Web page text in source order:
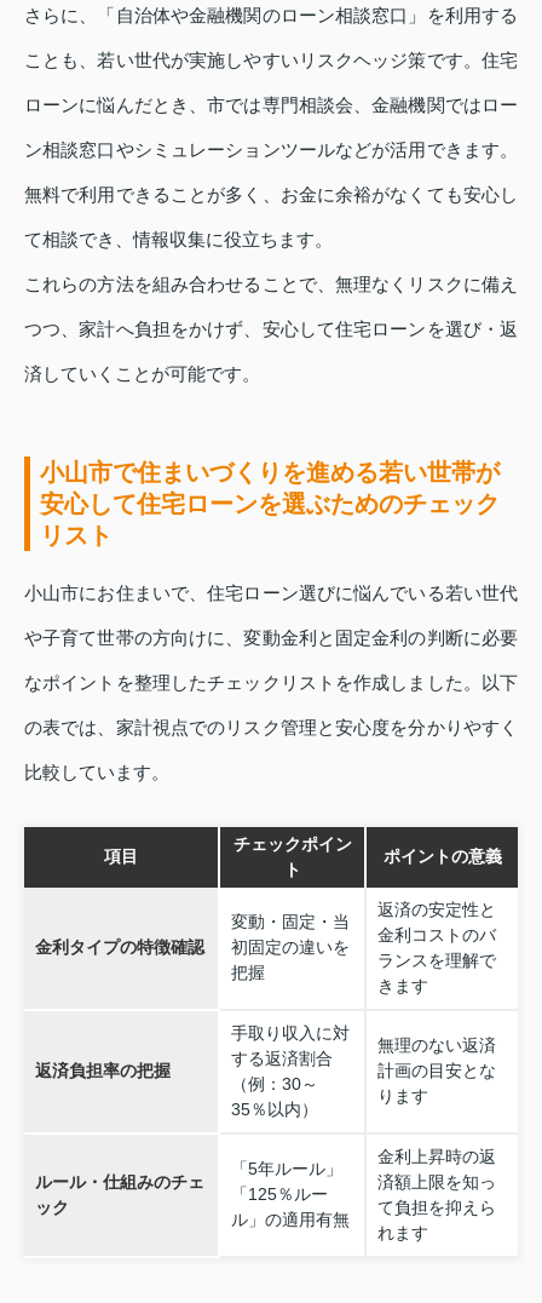
さらに、「自治体や金融機関のローン相談窓口」を利用する
ことも、若い世代が実施しやすいリスクヘッジ策です。住宅
ローンに悩んだとき、市では専門相談会、金融機関ではロー
ン相談窓口やシミュレーションツールなどが活用できます。
無料で利用できることが多く、お金に余裕がなくても安心し
て相談でき、情報収集に役立ちます。
これらの方法を組み合わせることで、無理なくリスクに備え
つつ、家計へ負担をかけず、安心して住宅ローンを選び・返
済していくことが可能です。
小山市で住まいづくりを進める若い世帯が
安心して住宅ローンを選ぶためのチェック
リスト
小山市にお住まいで、住宅ローン選びに悩んでいる若い世代
や子育て世帯の方向けに、変動金利と固定金利の判断に必要
なポイントを整理したチェックリストを作成しました。以下
の表では、家計視点でのリスク管理と安心度を分かりやすく
比較しています。
項目
チェックポイン
ト
ポイントの意義
金利タイプの特徴確認
変動・固定・当
初固定の違いを
把握
返済の安定性と
金利コストのバ
ランスを理解で
きます
返済負担率の把握
手取り収入に対
する返済割合
（例：30～
35％以内）
無理のない返済
計画の目安とな
ります
ルール・仕組みのチェ
ック
「5年ルール」
「125％ルー
ル」の適用有無
金利上昇時の返
済額上限を知っ
て負担を抑えら
れます